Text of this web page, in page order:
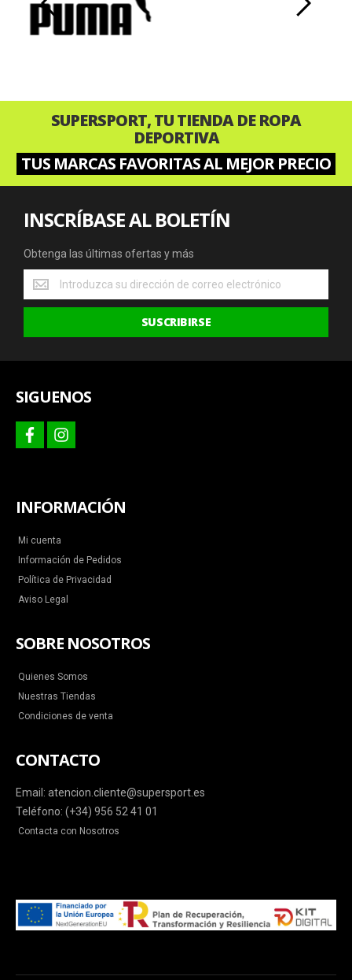
›
SUPERSPORT, TU TIENDA DE ROPA
DEPORTIVA
TUS MARCAS FAVORITAS AL MEJOR PRECIO
INSCRÍBASE AL BOLETÍN
Obtenga las últimas ofertas y más
Obtenga
las
últimas
y
SUSCRIBIRSE
SIGUENOS
facebookinstagram
INFORMACIÓN
Mi cuenta
Información de Pedidos
Política de Privacidad
Aviso Legal
SOBRE NOSOTROS
Quienes Somos
Nuestras Tiendas
Condiciones de venta
CONTACTO
Email: atencion.cliente@supersport.es
Teléfono: (+34) 956 52 41 01
Contacta con Nosotros